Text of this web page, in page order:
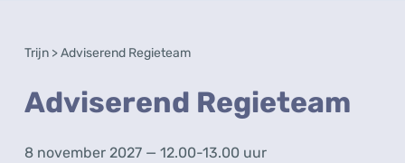
Trijn >Adviserend Regieteam
Adviserend Regieteam
8 november 2027 — 12.00-13.00 uur